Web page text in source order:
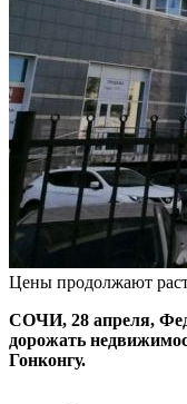
Цены продолжают
СОЧИ, 28 апреля,
дорожать
Гонконгу.